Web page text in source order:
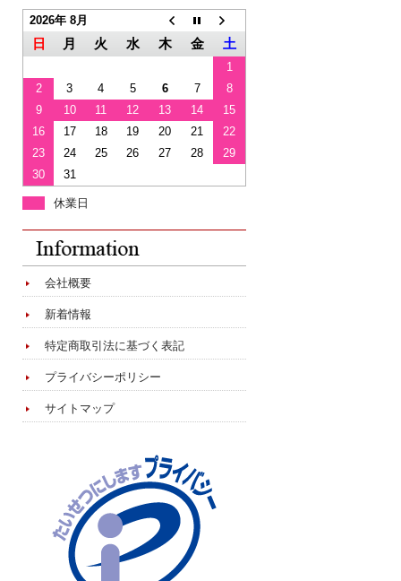
2026年 8月
日 月 火 水 木 金 土
1
2
3 4 5 6 7
8
9
10 11 12 13 14
15
16
17 18 19 20 21
22
23
24 25 26 27 28
29
30
31
休業日
会社概要
新着情報
特定商取引法に基づく表記
プライバシーポリシー
サイトマップ